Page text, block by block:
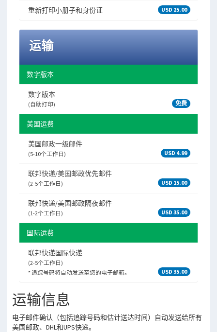
重新打印小册子和身份证 USD 25.00
运输
数字版本
数字版本
(自助打印) 免费
美国运费
美国邮政一级邮件
(5-10个工作日) USD 4.99
联邦快递/美国邮政优先邮件
(2-5个工作日) USD 15.00
联邦快递/美国邮政隔夜邮件
(1-2个工作日) USD 35.00
国际运费
联邦快递国际快递
(2-5个工作日)
* 追踪号码将自动发送至您的电子邮箱。
USD 35.00
运输信息
电子邮件确认（包括追踪号码和估计送达时间）自动发送给所有
美国邮政、DHL和UPS快递。